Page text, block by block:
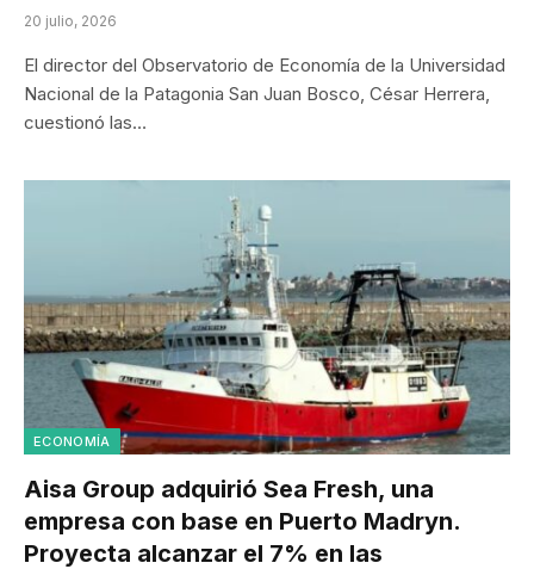
20 julio, 2026
El director del Observatorio de Economía de la Universidad
Nacional de la Patagonia San Juan Bosco, César Herrera,
cuestionó las…
ECONOMÍA
Aisa Group adquirió Sea Fresh, una
empresa con base en Puerto Madryn.
Proyecta alcanzar el 7% en las